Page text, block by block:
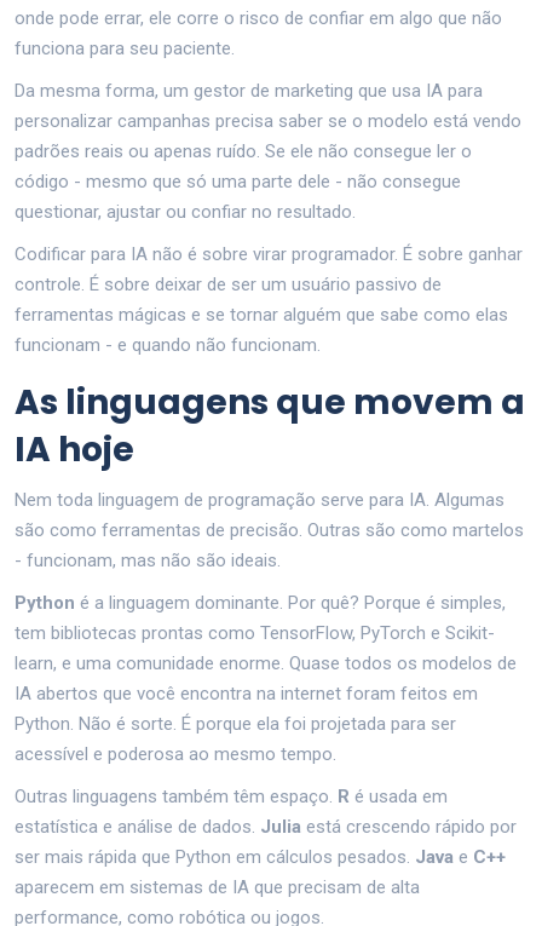
onde pode errar, ele corre o risco de confiar em algo que não
funciona para seu paciente.
Da mesma forma, um gestor de marketing que usa IA para
personalizar campanhas precisa saber se o modelo está vendo
padrões reais ou apenas ruído. Se ele não consegue ler o
código - mesmo que só uma parte dele - não consegue
questionar, ajustar ou confiar no resultado.
Codificar para IA não é sobre virar programador. É sobre ganhar
controle. É sobre deixar de ser um usuário passivo de
ferramentas mágicas e se tornar alguém que sabe como elas
funcionam - e quando não funcionam.
As linguagens que movem a
IA hoje
Nem toda linguagem de programação serve para IA. Algumas
são como ferramentas de precisão. Outras são como martelos
- funcionam, mas não são ideais.
Python é a linguagem dominante. Por quê? Porque é simples,
tem bibliotecas prontas como TensorFlow, PyTorch e Scikit-
learn, e uma comunidade enorme. Quase todos os modelos de
IA abertos que você encontra na internet foram feitos em
Python. Não é sorte. É porque ela foi projetada para ser
acessível e poderosa ao mesmo tempo.
Outras linguagens também têm espaço. R é usada em
estatística e análise de dados. Julia está crescendo rápido por
ser mais rápida que Python em cálculos pesados. Java e C++
aparecem em sistemas de IA que precisam de alta
performance, como robótica ou jogos.